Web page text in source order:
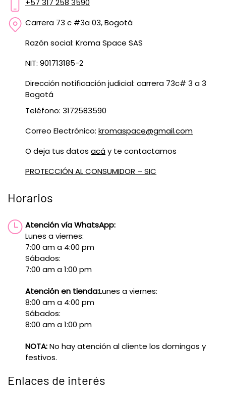
+57 317 258 3590
Carrera 73 c #3a 03, Bogotá
Razón social: Kroma Space SAS
NIT: 901713185-2
Dirección notificación judicial: carrera 73c# 3 a 3
Bogotá
Teléfono: 3172583590
Correo Electrónico: kromaspace@gmail.com
O deja tus datos acáy te contactamos
PROTECCIÓN AL CONSUMIDOR – SIC
Horarios
Atención vía WhatsApp:
Lunes a viernes:
7:00 am a 4:00 pm
Sábados:
7:00 am a 1:00 pm
Atención en tienda:Lunes a viernes:
8:00 am a 4:00 pm
Sábados:
8:00 am a 1:00 pm
NOTA:No hay atención al cliente los domingos y
festivos.
Enlaces de interés